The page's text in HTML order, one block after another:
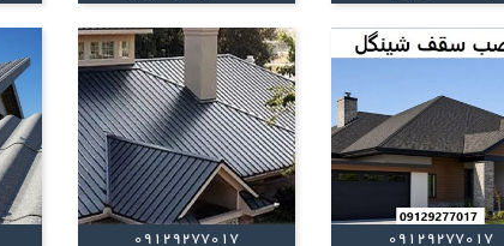
09129277017
09129277017